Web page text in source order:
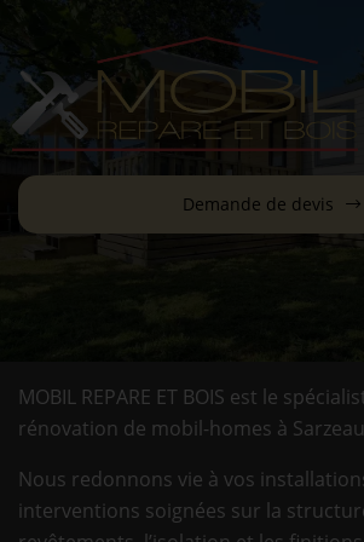
Demande de devis
MOBIL REPARE ET BOIS est le
rénovation de mobil-homes à
Nous redonnons vie à vos
interventions soignées sur la